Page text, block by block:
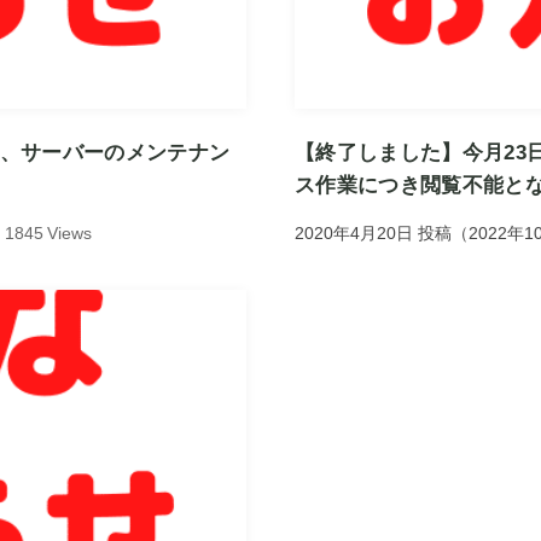
サーバーのメンテナン
1845 Views
【終了しました】今月
ス作業につき閲覧不能と
2020年4月20日 投稿 （2022年